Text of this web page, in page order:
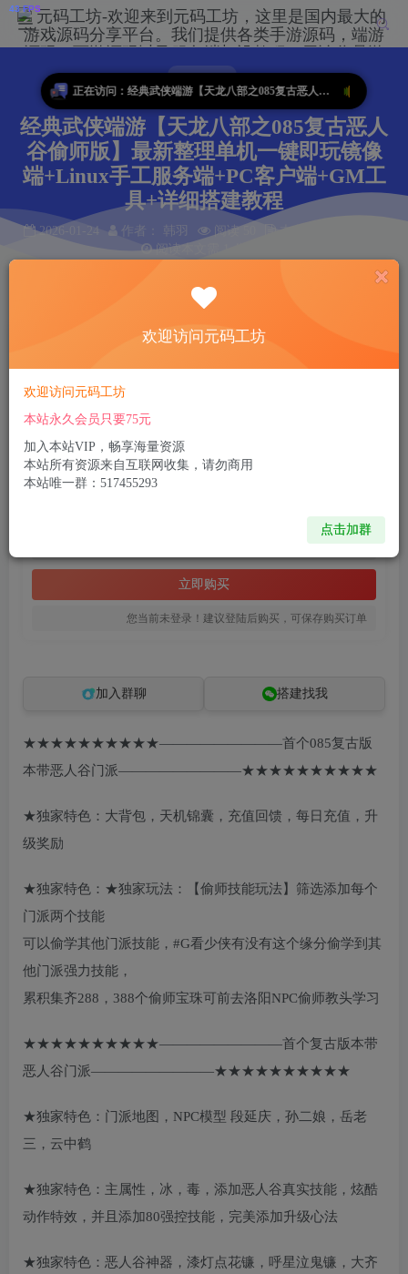
经典武侠端游【天龙八部之085复古恶人
谷偷师版】最新整理单机一键即玩镜像
端+Linux手工服务端+PC客户端+GM工
具+详细搭建教程
2026-01-24 作者： 韩羽 阅读 50
阅读本文需 1 分钟
此内容为付费资源，请付费后查看
免费
立即购买
您当前未登录！建议登陆后购买，可保存购买订单
付费资源
加入群聊 搭建找我
★★★★★★★★★★—————————首个085复古版
本带恶人谷门派—————————★★★★★★★★★★
★独家特色：大背包，天机锦囊，充值回馈，每日充值，升
级奖励
★独家特色：★独家玩法：【偷师技能玩法】筛选添加每个
门派两个技能
可以偷学其他门派技能，#G看少侠有没有这个缘分偷学到其
他门派强力技能，
累积集齐288，388个偷师宝珠可前去洛阳NPC偷师教头学习
★★★★★★★★★★—————————首个复古版本带
恶人谷门派—————————★★★★★★★★★★
★独家特色：门派地图，NPC模型 段延庆，孙二娘，岳老
三，云中鹤
★独家特色：主属性，冰，毒，添加恶人谷真实技能，炫酷
动作特效，并且添加80强控技能，完美添加升级心法
★独家特色：恶人谷神器，漆灯点花镰，呼星泣鬼镰，大齐
欢迎访问元码工坊
欢迎访问元码工坊
本站永久会员只要75元
加入本站VIP，畅享海量资源
本站所有资源来自互联网收集，请勿商用
本站唯一群：517455293
点击加群
正在访问：经典武侠端游【天龙八部之085复古恶人谷偷师版】最新整理单机一键即玩镜像端+Linux手工服务端+PC客户端+GM工具+详细搭建教程